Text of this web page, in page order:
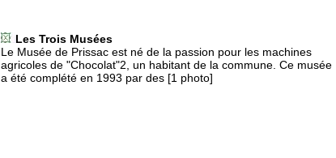
Les Trois Musées
Le Musée de Prissac est né de la passion pour les machines
agricoles de "Chocolat"2, un habitant de la commune. Ce musée
a été complété en 1993 par des [1 photo]